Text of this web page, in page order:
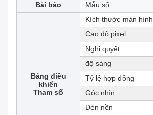
Bài báo Mẫu số
Bảng điều
khiển
Tham số
Kích thước màn hình
Cao độ pixel
Nghị quyết
độ sáng
Tỷ lệ hợp đồng
Góc nhìn
Đèn nền